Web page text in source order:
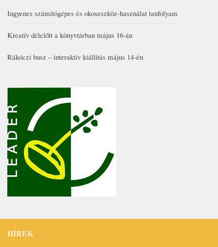
Ingyenes számítógépes és okoseszköz-használat tanfolyam
Kreatív délelőtt a könyvtárban május 16-án
Rákóczi busz – interaktív kiállítás május 14-én
HÍREK